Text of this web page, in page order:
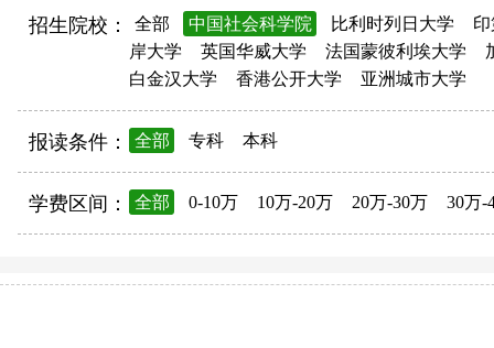
招生院校： 全部 中国社会科学院 比利时列日大学
岸大学
英国华威大学 法国蒙彼利埃大学
白金汉大学
香港公开大学 亚洲城市大学
报读条件： 全部 专科 本科
学费区间： 全部 0-10万 10万-20万 20万-30万 30万-